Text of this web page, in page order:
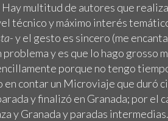
multitud de autores que
técnico y máximo interés
y el gesto es sincero (me
y es que lo hago grosso
porque no tengo
contar un Microviaje que duró
y finalizó en Granada; por el
y Granada y paradas intermedias.